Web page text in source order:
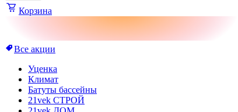
Корзина
Все акции
Уценка
Климат
Батуты бассейны
21vek СТРОЙ